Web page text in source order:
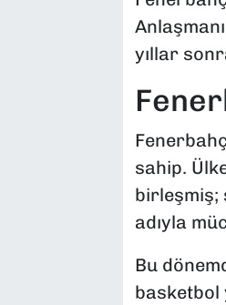
yıllar
sahip.
birleşmiş;
adıyla
Bu
basketbol